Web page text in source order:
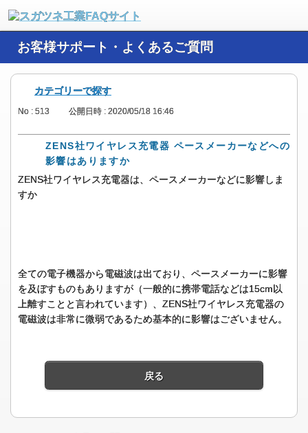
お客様サポート・よくあるご質問
カテゴリーで探す
No : 513 公開日時 : 2020/05/18 16:46
ZENS社ワイヤレス充電器 ペースメーカーなどへの
影響はありますか
ZENS社ワイヤレス充電器は、ペースメーカーなどに影響しま
すか
全ての電子機器から電磁波は出ており、ペースメーカーに影響
を及ぼすものもありますが（一般的に携帯電話などは15cm以
上離すことと言われています）、ZENS社ワイヤレス充電器の
電磁波は非常に微弱であるため基本的に影響はございません。
戻る